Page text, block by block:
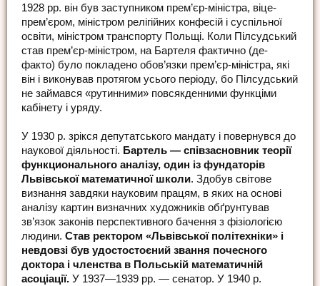
1928 рр. він був заступником прем’єр-міністра, віце-
прем’єром, міністром релігійних конфесій і суспільної
освіти, міністром транспорту Польщі. Коли Пілсудський
став прем’єр-міністром, на Бартеля фактично (де-
факто) було покладено обов’язки прем’єр-міністра, які
він і виконував протягом усього періоду, бо Пілсудський
не займався «рутинними» повсякденними функціми
кабінету і уряду.
У 1930 р. зрікся депутатського мандату і повернувся до
наукової діяльності. Бартель — співзасновник теорії
функционального аналізу, один із фундаторів
Львівської математичної школи. Здобув світове
визнання завдяки науковим працям, в яких на основі
аналізу картин визначних художників обґрунтував
зв’язок законів перспективного бачення з фізіологією
людини. Став ректором «Львівської політехніки» і
невдовзі був удоcтостоєний звання почесного
доктора і членства в Польській математичній
асоціації. У 1937—1939 рр. — сенатор. У 1940 р.